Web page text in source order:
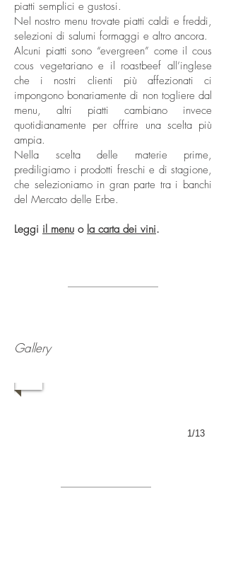
piatti semplici e gustosi.
Nel nostro menu trovate piatti caldi e freddi,
selezioni di salumi formaggi e altro ancora.
Alcuni piatti sono “evergreen” come il cous
cous vegetariano e il roastbeef all’inglese
che i nostri clienti più affezionati ci
impongono bonariamente di non togliere dal
menu, altri piatti cambiano invece
quotidianamente per offrire una scelta più
ampia.
Nella scelta delle materie prime,
prediligiamo i prodotti freschi e di stagione,
che selezioniamo in gran parte tra i banchi
del Mercato delle Erbe.
Leggi il menu o la carta dei vini.
Gallery
1/13